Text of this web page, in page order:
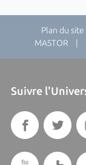
Plan du site
MASTOR |
Suivre